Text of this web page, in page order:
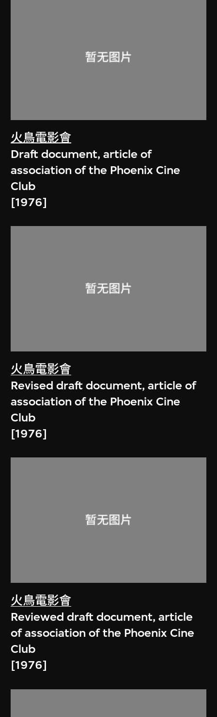
火鳥電影會
Draft document, article of
association of the Phoenix Cine
Club
[1976]
火鳥電影會
Revised draft document, article of
association of the Phoenix Cine
Club
[1976]
火鳥電影會
Reviewed draft document, article
of association of the Phoenix Cine
Club
[1976]